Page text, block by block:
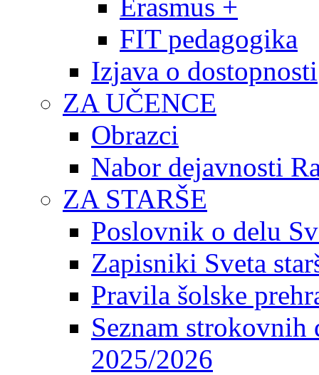
Erasmus +
FIT pedagogika
Izjava o dostopnosti
ZA UČENCE
Obrazci
Nabor dejavnosti
ZA STARŠE
Poslovnik o delu
Zapisniki Sveta
Pravila šolske
Seznam
2025/2026